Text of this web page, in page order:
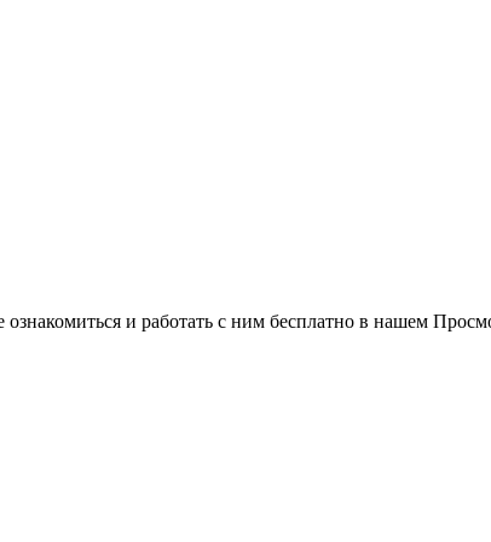
и работать с ним бесплатно в нашем